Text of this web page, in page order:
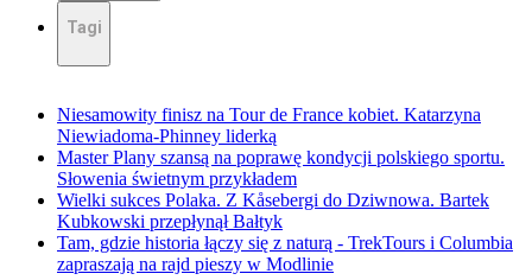
Tagi
Niesamowity finisz na Tour de France kobiet. Katarzyna
Niewiadoma-Phinney liderką
Master Plany szansą na poprawę kondycji polskiego sportu.
Słowenia świetnym przykładem
Wielki sukces Polaka. Z Kåsebergi do Dziwnowa. Bartek
Kubkowski przepłynął Bałtyk
Tam, gdzie historia łączy się z naturą - TrekTours i Columbia
zapraszają na rajd pieszy w Modlinie